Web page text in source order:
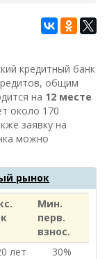
кредитный банк
общим
на 12 месте
около 170
заявку на
можно
рынок
Мин.
перв.
взнос.
лет 30%